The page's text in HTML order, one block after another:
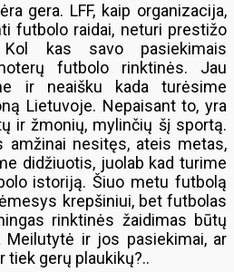
gera. LFF, kaip organizacija,
futbolo raidai, neturi prestižo
kas savo pasiekimais
futbolo rinktinės. Jau
ir neaišku kada turėsime
Lietuvoje. Nepaisant to, yra
ir žmonių, mylinčių šį sportą.
amžinai nesitęs, ateis metas,
didžiuotis, juolab kad turime
istoriją. Šiuo metu futbolą
krepšiniui, bet futbolas
rinktinės žaidimas būtų
ir jos pasiekimai, ar
gerų plaukikų?..